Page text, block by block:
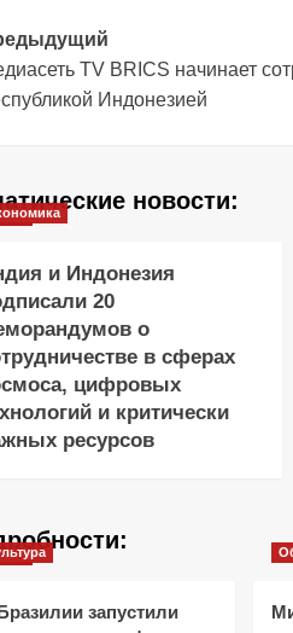
TV BRICS начинает
Индонезией
новости:
и Индонезия
20
о
в сферах
цифровых
и критически
ресурсов
запустили